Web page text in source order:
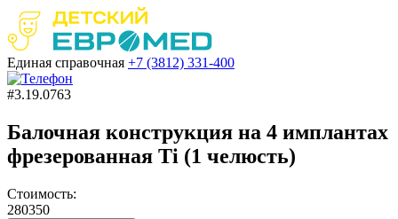
Единая справочная +7 (3812) 331-400
#3.19.0763
Балочная конструкция на 4 имплантах
фрезерованная Ti (1 челюсть)
Стоимость:
280350